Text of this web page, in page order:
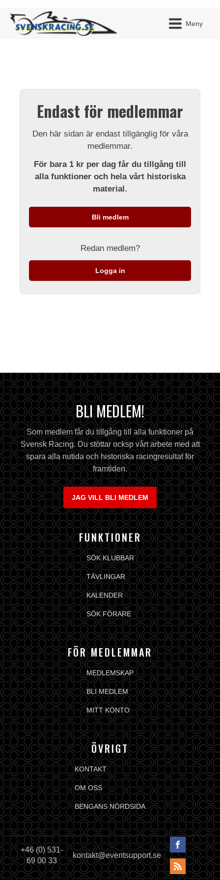
Meny
Endast för medlemmar
Den här sidan är endast tillgänglig för våra
medlemmar.
För bara 1 kr per dag får du tillgång till
alla funktioner och hela vårt historiska
material.
Bli medlem
Redan medlem?
Logga in
BLI MEDLEM!
Som medlem får du tillgång till alla funktioner på
Svensk Racing. Du stöttar ocksp vårt arbete med att
spara alla nutida och historiska racingresultat för
framtiden.
JAG VILL BLI MEDLEM
FUNKTIONER
SÖK KLUBBAR
TÄVLINGAR
KALENDER
SÖK FÖRARE
FÖR MEDLEMMAR
MEDLEMSKAP
BLI MEDLEM
MITT KONTO
ÖVRIGT
KONTAKT
OM OSS
BENGANS NÖRDSIDA
+46 (0) 531-
69 00 33
kontakt@eventsupport.se